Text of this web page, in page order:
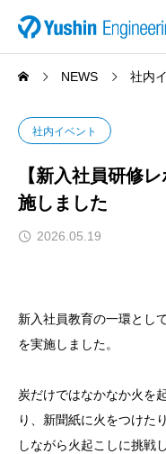
NEWS 社内
社内イベント
【新入社員研修
施しました
2026.05.19
新入社員教育の一環とし
を実施しました。
炭だけではなかなか火を
り、新聞紙に火をつけた
しながら火起こしに挑戦